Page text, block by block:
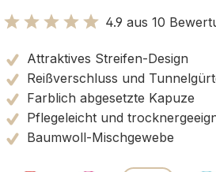
4.9 aus 10
Attraktives Streifen-Design
Reißverschluss und
Farblich abgesetzte Kapuze
Pflegeleicht und
Baumwoll-Mischgewebe